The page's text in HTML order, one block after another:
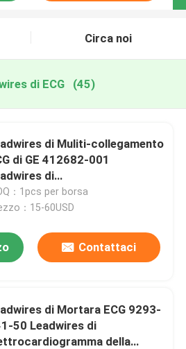
Circa noi
di ECG (45)
di Muliti-collegamento
di GE 412682-001
di
della
di IEC 4,0
：1pcs per borsa
：15-60USD
Contattaci
di Mortara ECG 9293-
50 Leadwires di
della